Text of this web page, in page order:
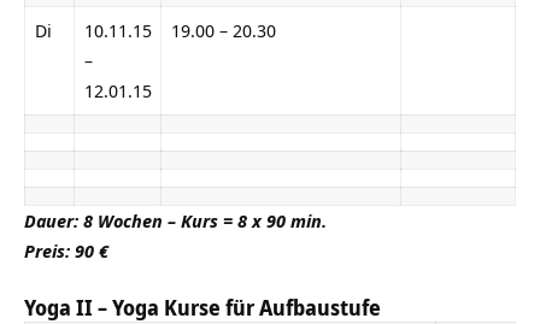
Di
10.11.15
–
12.01.15
19.00 – 20.30
Dauer: 8 Wochen – Kurs = 8 x 90 min.
Preis: 90 €
Yoga II – Yoga Kurse für Aufbaustufe